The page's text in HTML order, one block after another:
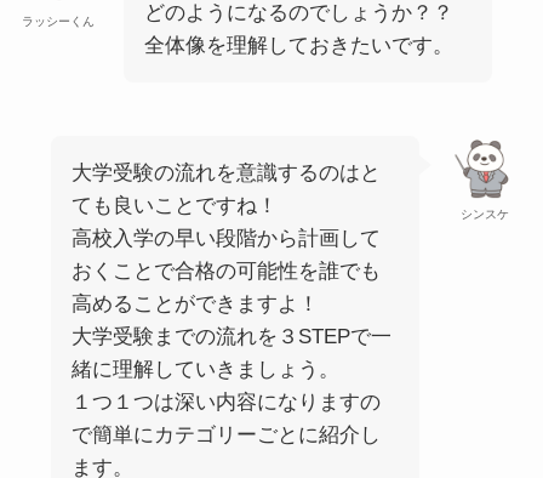
ラッシーくん
どのようになるのでしょうか？？
全体像を理解しておきたいです。
シンスケ
大学受験の流れを意識するのはと
ても良いことですね！
高校入学の早い段階から計画して
おくことで合格の可能性を誰でも
高めることができますよ！
大学受験までの流れを３STEPで一
緒に理解していきましょう。
１つ１つは深い内容になりますの
で簡単にカテゴリーごとに紹介し
ます。